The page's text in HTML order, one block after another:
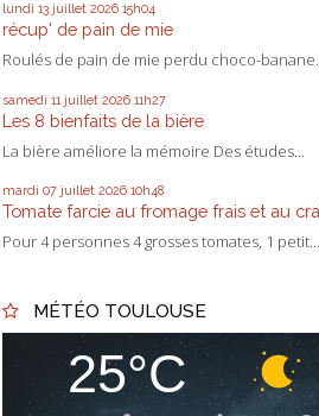
lundi 13 juillet 2026 15h04
récup' de pain de mie
Roulés de pain de mie perdu choco-
samedi 11 juillet 2026 11h27
Les 8 bienfaits de la bière
La bière améliore la mémoire Des études...
mardi 07 juillet 2026 10h48
Tomate farcie au fromage frais et au
Pour 4 personnes 4 grosses tomates, 1 petit...
MÉTÉO TOULOUSE
25°C